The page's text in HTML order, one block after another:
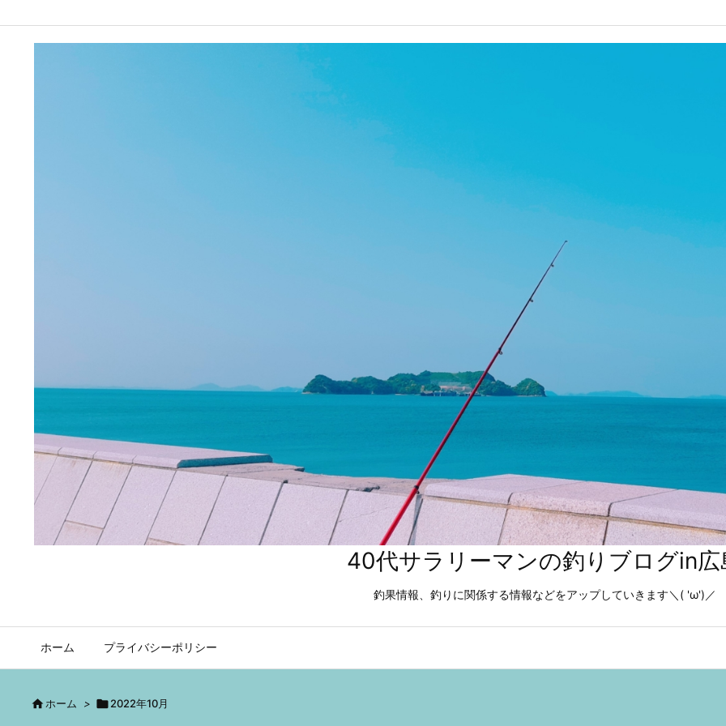
40代サラリーマンの釣りブログin広
釣果情報、釣りに関係する情報などをアップしていきます＼( 'ω')／
ホーム プライバシーポリシー
 ホーム > 2022年10月